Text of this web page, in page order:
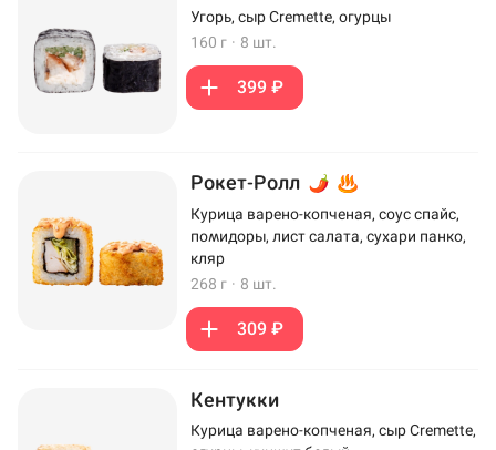
Угорь, сыр Cremette, огурцы
160 г · 8 шт.
399 ₽
Рокет-Ролл
Курица варено-копченая, соус спайс,
помидоры, лист салата, сухари панко,
кляр
268 г · 8 шт.
309 ₽
Кентукки
Курица варено-копченая, сыр Cremette,